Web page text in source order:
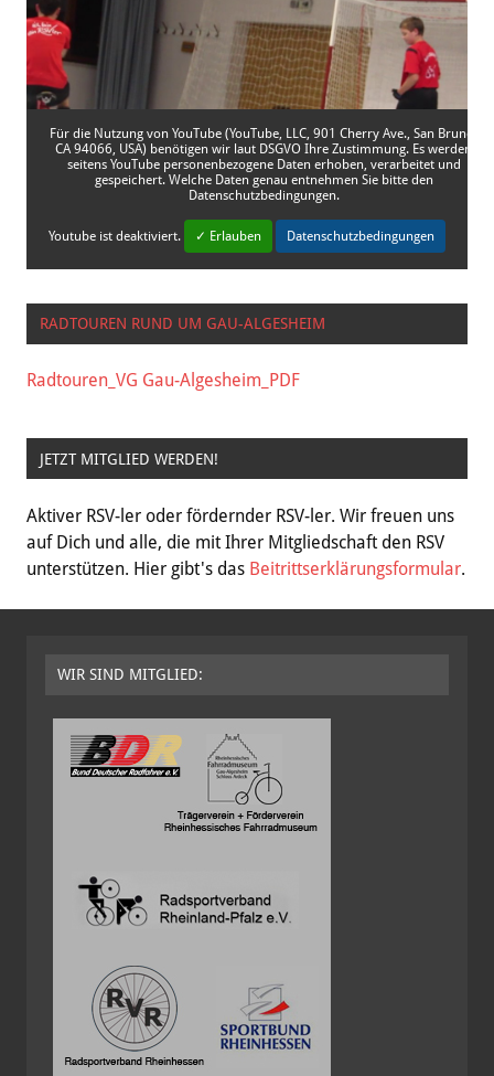
Für die Nutzung von YouTube (YouTube, LLC, 901 Cherry Ave., San Bruno,
CA 94066, USA) benötigen wir laut DSGVO Ihre Zustimmung. Es werden
seitens YouTube personenbezogene Daten erhoben, verarbeitet und
gespeichert. Welche Daten genau entnehmen Sie bitte den
Datenschutzbedingungen.
Youtube ist deaktiviert. ✓ Erlauben Datenschutzbedingungen
RADTOUREN RUND UM GAU-ALGESHEIM
Radtouren_VG Gau-Algesheim_PDF
JETZT MITGLIED WERDEN!
Aktiver RSV-ler oder fördernder RSV-ler. Wir freuen uns
auf Dich und alle, die mit Ihrer Mitgliedschaft den RSV
unterstützen. Hier gibt's das Beitrittserklärungsformular.
WIR SIND MITGLIED: